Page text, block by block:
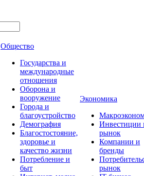
Общество
Государства и
международные
отношения
Оборона и
вооружение
Города и
благоустройство
Демография
Благостостояние,
здоровье и
качество жизни
Потребление и
быт
Экономика
Инвестиции
рынок
Компании и
бренды
рынок